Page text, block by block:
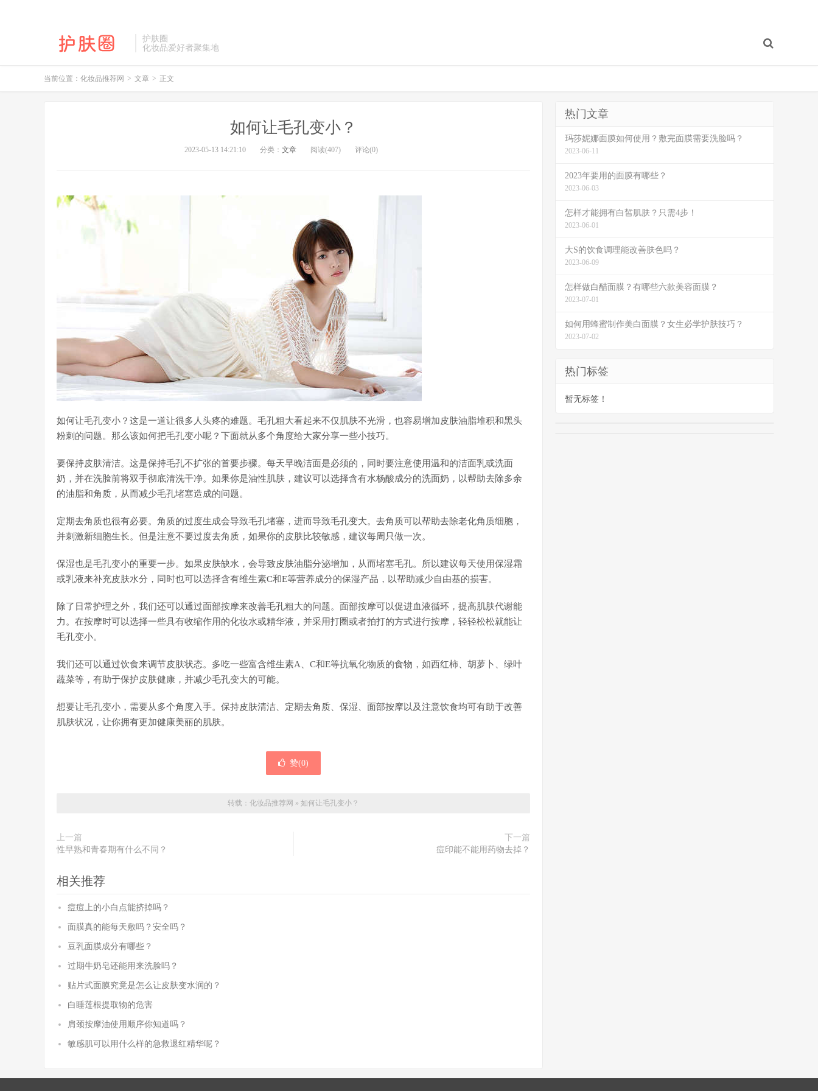
护肤圈
化妆品爱好者聚集地
当前位置： 化妆品推荐网 > 文章 > 正文
如何让毛孔变小？
2023-05-13 14:21:10 分类： 文章 阅读(407) 评论(0)
如何让毛孔变小？这是一道让很多人头疼的难题。毛孔粗大看起来不仅肌肤不光滑，也容易增加皮肤油脂堆积和黑头
粉刺的问题。那么该如何把毛孔变小呢？下面就从多个角度给大家分享一些小技巧。
要保持皮肤清洁。这是保持毛孔不扩张的首要步骤。每天早晚洁面是必须的，同时要注意使用温和的洁面乳或洗面
奶，并在洗脸前将双手彻底清洗干净。如果你是油性肌肤，建议可以选择含有水杨酸成分的洗面奶，以帮助去除多余
的油脂和角质，从而减少毛孔堵塞造成的问题。
定期去角质也很有必要。角质的过度生成会导致毛孔堵塞，进而导致毛孔变大。去角质可以帮助去除老化角质细胞，
并刺激新细胞生长。但是注意不要过度去角质，如果你的皮肤比较敏感，建议每周只做一次。
保湿也是毛孔变小的重要一步。如果皮肤缺水，会导致皮肤油脂分泌增加，从而堵塞毛孔。所以建议每天使用保湿霜
或乳液来补充皮肤水分，同时也可以选择含有维生素C和E等营养成分的保湿产品，以帮助减少自由基的损害。
除了日常护理之外，我们还可以通过面部按摩来改善毛孔粗大的问题。面部按摩可以促进血液循环，提高肌肤代谢能
力。在按摩时可以选择一些具有收缩作用的化妆水或精华液，并采用打圈或者拍打的方式进行按摩，轻轻松松就能让
毛孔变小。
我们还可以通过饮食来调节皮肤状态。多吃一些富含维生素A、C和E等抗氧化物质的食物，如西红柿、胡萝卜、绿叶
蔬菜等，有助于保护皮肤健康，并减少毛孔变大的可能。
想要让毛孔变小，需要从多个角度入手。保持皮肤清洁、定期去角质、保湿、面部按摩以及注意饮食均可有助于改善
肌肤状况，让你拥有更加健康美丽的肌肤。
赞(0)
转载： 化妆品推荐网 » 如何让毛孔变小？
上一篇
性早熟和青春期有什么不同？
下一篇
痘印能不能用药物去掉？
相关推荐
痘痘上的小白点能挤掉吗？
面膜真的能每天敷吗？安全吗？
豆乳面膜成分有哪些？
过期牛奶皂还能用来洗脸吗？
贴片式面膜究竟是怎么让皮肤变水润的？
白睡莲根提取物的危害
肩颈按摩油使用顺序你知道吗？
敏感肌可以用什么样的急救退红精华呢？
热门文章
玛莎妮娜面膜如何使用？敷完面膜需要洗脸吗？
2023-06-11
2023年要用的面膜有哪些？
2023-06-03
怎样才能拥有白皙肌肤？只需4步！
2023-06-01
大S的饮食调理能改善肤色吗？
2023-06-09
怎样做白醋面膜？有哪些六款美容面膜？
2023-07-01
如何用蜂蜜制作美白面膜？女生必学护肤技巧？
2023-07-02
热门标签
暂无标签！